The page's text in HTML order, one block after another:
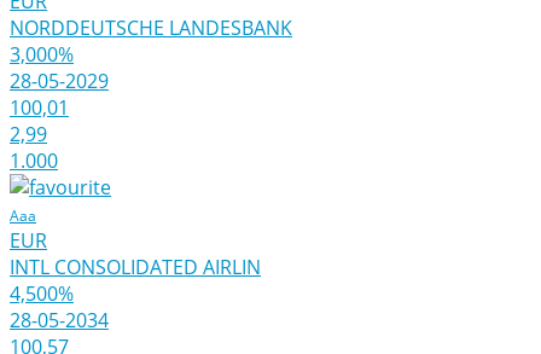
NORDDEUTSCHE LANDESBANK
3,000%
28-05-2029
100,01
2,99
1.000
Aaa
EUR
INTL CONSOLIDATED AIRLIN
4,500%
28-05-2034
100,57